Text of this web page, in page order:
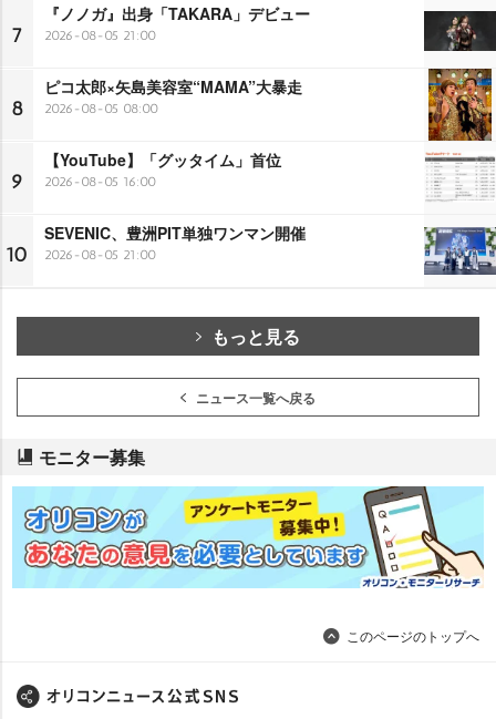
7
『ノノガ』出身「TAKARA」デビュー
2026-08-05 21:00
8
ピコ太郎×矢島美容室“MAMA”大暴走
2026-08-05 08:00
9
【YouTube】「グッタイム」首位
2026-08-05 16:00
10
SEVENIC、豊洲PIT単独ワンマン開催
2026-08-05 21:00
もっと見る
ニュース一覧へ戻る
モニター募集
このページのトップへ